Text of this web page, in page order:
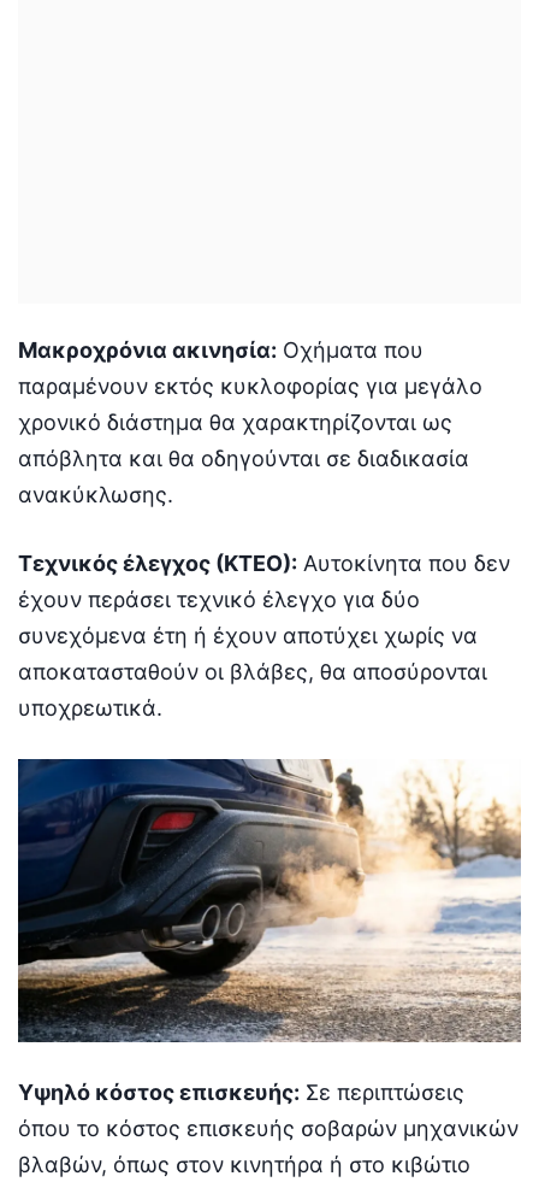
Μακροχρόνια ακινησία: Οχήματα που
παραμένουν εκτός κυκλοφορίας για μεγάλο
χρονικό διάστημα θα χαρακτηρίζονται ως
απόβλητα και θα οδηγούνται σε διαδικασία
ανακύκλωσης.
Τεχνικός έλεγχος (ΚΤΕΟ): Αυτοκίνητα που δεν
έχουν περάσει τεχνικό έλεγχο για δύο
συνεχόμενα έτη ή έχουν αποτύχει χωρίς να
αποκατασταθούν οι βλάβες, θα αποσύρονται
υποχρεωτικά.
Υψηλό κόστος επισκευής: Σε περιπτώσεις
όπου το κόστος επισκευής σοβαρών μηχανικών
βλαβών, όπως στον κινητήρα ή στο κιβώτιο